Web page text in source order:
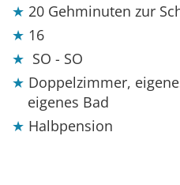
20 Gehminuten zur
16
SO - SO
Doppelzimmer,
eigenes Bad
Halbpension